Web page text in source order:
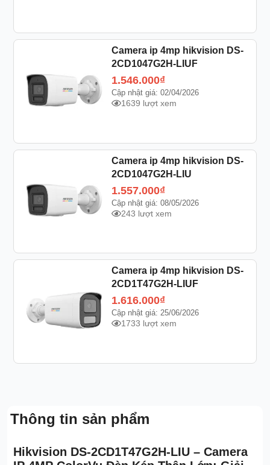
Thông tin sản phẩm
Hikvision DS-2CD1T47G2H-LIU – Camera
Camera ip 4mp hikvision DS-
2CD1047G2H-LIUF
1.546.000₫
Cập nhật giá: 02/04/2026
1639 lượt xem
Camera ip 4mp hikvision DS-
2CD1047G2H-LIU
1.557.000₫
Cập nhật giá: 08/05/2026
243 lượt xem
Camera ip 4mp hikvision DS-
2CD1T47G2H-LIUF
1.616.000₫
Cập nhật giá: 25/06/2026
1733 lượt xem